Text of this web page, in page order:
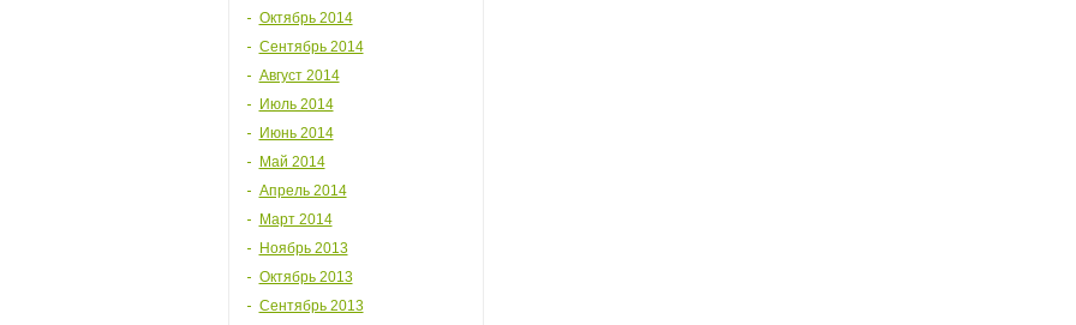
Октябрь 2014
Сентябрь 2014
Август 2014
Июль 2014
Июнь 2014
Май 2014
Апрель 2014
Март 2014
Ноябрь 2013
Октябрь 2013
Сентябрь 2013